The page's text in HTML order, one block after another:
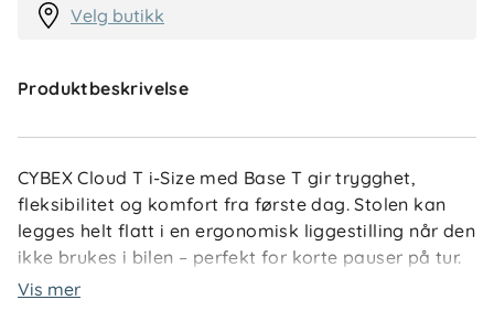
Velg butikk
Produktbeskrivelse
CYBEX Cloud T i-Size med Base T gir trygghet,
fleksibilitet og komfort fra første dag. Stolen kan
legges helt flatt i en ergonomisk liggestilling når den
ikke brukes i bilen – perfekt for korte pauser på tur.
Med Base T får du 180° rotasjon som gjør det
Vis mer